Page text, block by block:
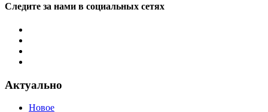
Следите за нами в социальных сетях
Актуально
Новое